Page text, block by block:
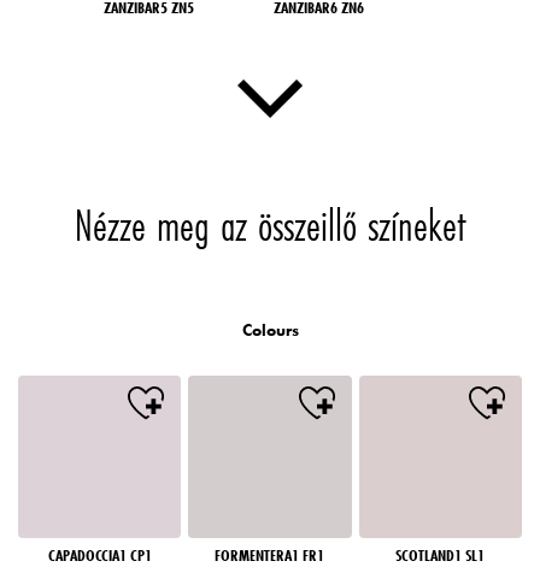
ZANZIBAR5 ZN5 ZANZIBAR6 ZN6
Nézze meg az összeillő színeket
Colours
CAPADOCCIA1 CP1 FORMENTERA1 FR1 SCOTLAND1 SL1